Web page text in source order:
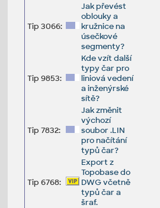
Tip 3066:
Jak převést
oblouky a
kružnice na
úsečkové
segmenty?
Tip 9853:
Kde vzít další
typy čar pro
liniová vedení
a inženýrské
sítě?
Tip 7832:
Jak změnit
výchozí
soubor .LIN
pro načítání
typů čar?
Tip 6768:
Export z
Topobase do
DWG včetně
typů čar a
šraf.